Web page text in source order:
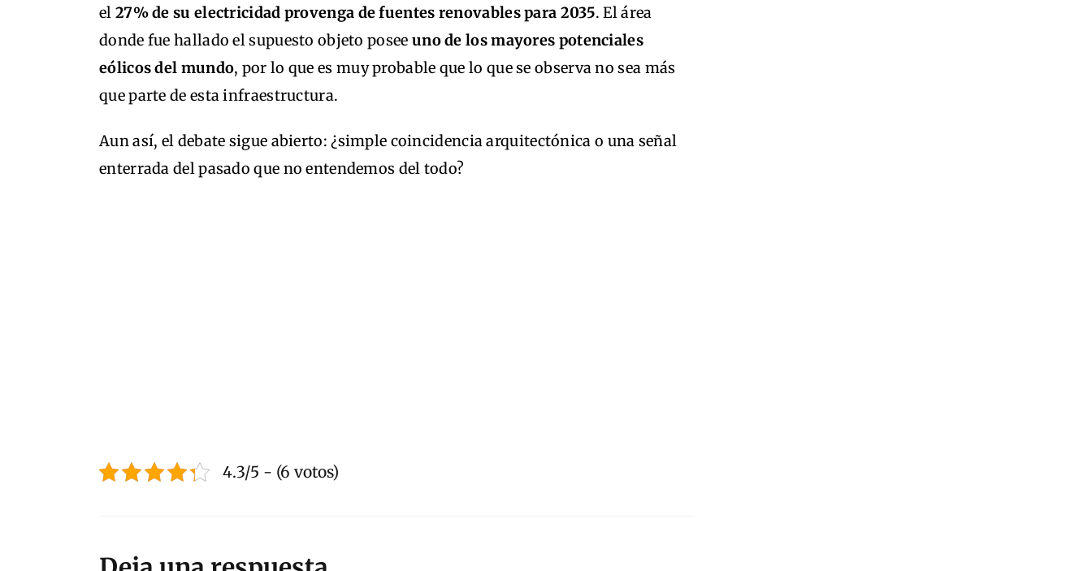
el 27% de su electricidad provenga de fuentes renovables para 2035. El área
donde fue hallado el supuesto objeto posee uno de los mayores potenciales
eólicos del mundo, por lo que es muy probable que lo que se observa no sea más
que parte de esta infraestructura.
Aun así, el debate sigue abierto: ¿simple coincidencia arquitectónica o una señal
enterrada del pasado que no entendemos del todo?
4.3/5 - (6 votos)